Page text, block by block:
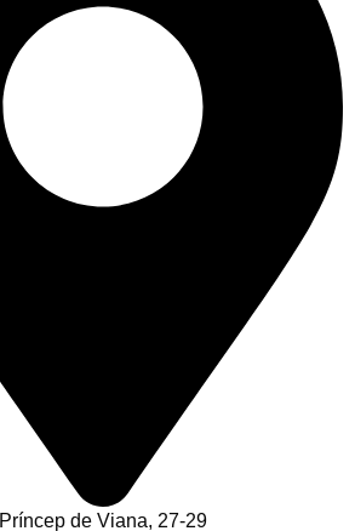
Príncep de Viana, 27-29